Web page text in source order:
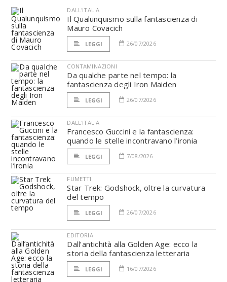
DALL'ITALIA
Il Qualunquismo sulla fantascienza di
Mauro Covacich
LEGGI 26/07/2026
CONTAMINAZIONI
Da qualche parte nel tempo: la
fantascienza degli Iron Maiden
LEGGI 26/07/2026
DALL'ITALIA
Francesco Guccini e la fantascienza:
quando le stelle incontravano l’ironia
LEGGI 7/08/2026
FUMETTI
Star Trek: Godshock, oltre la curvatura
del tempo
LEGGI 26/07/2026
EDITORIA
Dall’antichità alla Golden Age: ecco la
storia della fantascienza letteraria
LEGGI 16/07/2026